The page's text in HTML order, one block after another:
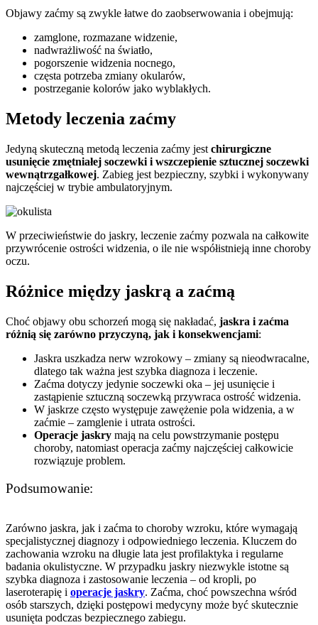
Objawy zaćmy są zwykle łatwe do zaobserwowania i obejmują:
zamglone, rozmazane widzenie,
nadwrażliwość na światło,
pogorszenie widzenia nocnego,
częsta potrzeba zmiany okularów,
postrzeganie kolorów jako wyblakłych.
Metody leczenia zaćmy
Jedyną skuteczną metodą leczenia zaćmy jest chirurgiczne
usunięcie zmętniałej soczewki i wszczepienie sztucznej soczewki
wewnątrzgałkowej. Zabieg jest bezpieczny, szybki i wykonywany
najczęściej w trybie ambulatoryjnym.
W przeciwieństwie do jaskry, leczenie zaćmy pozwala na całkowite
przywrócenie ostrości widzenia, o ile nie współistnieją inne choroby
oczu.
Różnice między jaskrą a zaćmą
Choć objawy obu schorzeń mogą się nakładać, jaskra i zaćma
różnią się zarówno przyczyną, jak i konsekwencjami:
Jaskra uszkadza nerw wzrokowy – zmiany są nieodwracalne,
dlatego tak ważna jest szybka diagnoza i leczenie.
Zaćma dotyczy jedynie soczewki oka – jej usunięcie i
zastąpienie sztuczną soczewką przywraca ostrość widzenia.
W jaskrze często występuje zawężenie pola widzenia, a w
zaćmie – zamglenie i utrata ostrości.
Operacje jaskry mają na celu powstrzymanie postępu
choroby, natomiast operacja zaćmy najczęściej całkowicie
rozwiązuje problem.
Podsumowanie:
Zarówno jaskra, jak i zaćma to choroby wzroku, które wymagają
specjalistycznej diagnozy i odpowiedniego leczenia. Kluczem do
zachowania wzroku na długie lata jest profilaktyka i regularne
badania okulistyczne. W przypadku jaskry niezwykle istotne są
szybka diagnoza i zastosowanie leczenia – od kropli, po
laseroterapię i operacje jaskry. Zaćma, choć powszechna wśród
osób starszych, dzięki postępowi medycyny może być skutecznie
usunięta podczas bezpiecznego zabiegu.